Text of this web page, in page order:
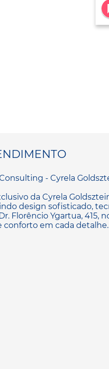
- Cyrela
da Cyrela
design sofisticado,
Florêncio Ygartua, 415,
conforto em cada detalhe.